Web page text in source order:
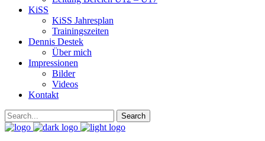
KiSS
KiSS Jahresplan
Trainingszeiten
Dennis Destek
Über mich
Impressionen
Bilder
Videos
Kontakt